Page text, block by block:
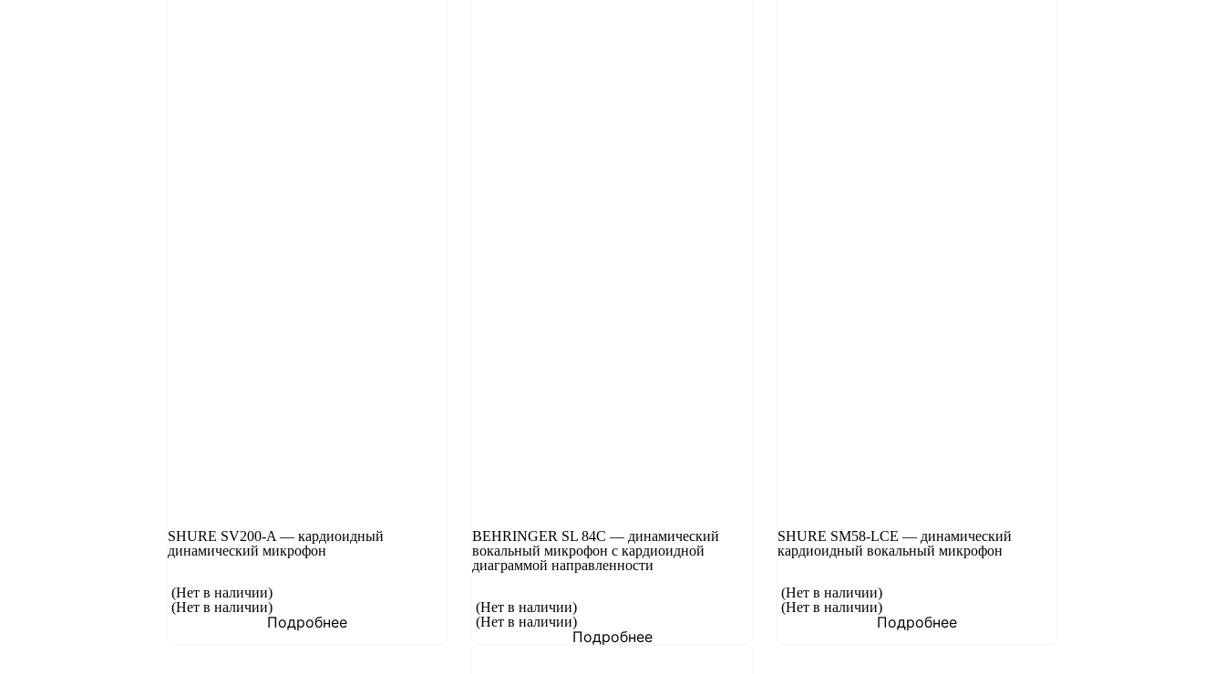
SHURE SV200-A — кардиоидный
динамический микрофон
(Нет в наличии)
(Нет в наличии)
Подробнее
BEHRINGER SL 84C — динамический
вокальный микрофон с кардиоидной
диаграммой направленности
(Нет в наличии)
(Нет в наличии)
Подробнее
SHURE SM58-LCE — динамический
кардиоидный вокальный микрофон
(Нет в наличии)
(Нет в наличии)
Подробнее